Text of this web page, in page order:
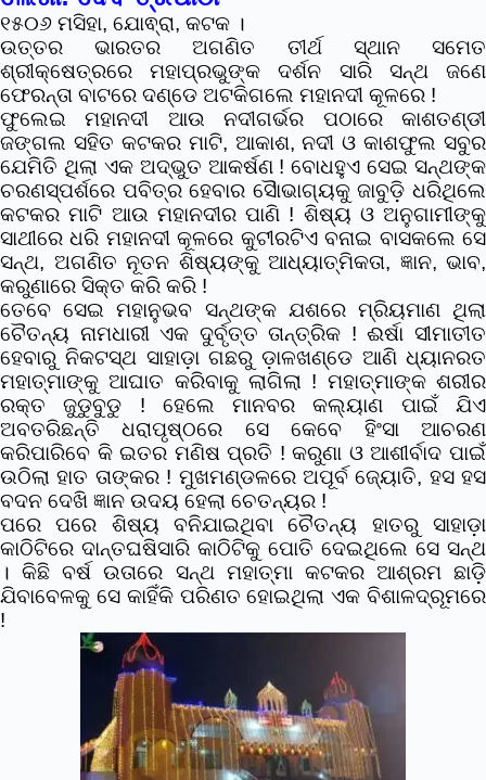
୧୫୦୬ ମସିହା, ଯୋଵ୍ରା, କଟକ ।
ଉତ୍ତର ଭାରତର ଅଗଣିତ ତୀର୍ଥ ସ୍ଥାନ ସମେତ
ଶ୍ରୀକ୍ଷେତ୍ରରେ ମହାପ୍ରଭୁଙ୍କ ଦର୍ଶନ ସାରି ସନ୍ଥ ଜଣେ
ଫେରନ୍ତା ବାଟରେ ଦଣ୍ଡେ ଅଟକିଗଲେ ମହାନଦୀ କୂଳରେ !
ଫୁଲେଇ ମହାନଦୀ ଆଉ ନଦୀଗର୍ଭର ପଠାରେ କାଶତଣ୍ଡୀ
ଜଙ୍ଗଲ ସହିତ କଟକର ମାଟି, ଆକାଶ, ନଦୀ ଓ କାଶଫୁଲ ସବୁର
ଯେମିତି ଥିଲା ଏକ ଅଦ୍ଭୁତ ଆକର୍ଷଣ ! ବୋଧହୁଏ ସେଇ ସନ୍ଥଙ୍କ
ଚରଣସ୍ପର୍ଶରେ ପବିତ୍ର ହେବାର ସୈାଭାଗ୍ୟକୁ ଜାବୁଡ଼ି ଧରିଥିଲେ
କଟକର ମାଟି ଆଉ ମହାନଦୀର ପାଣି ! ଶିଷ୍ୟ ଓ ଅନୁଗାମୀଙ୍କୁ
ସାଥୀରେ ଧରି ମହାନଦୀ କୂଳରେ କୁଟୀରଟିଏ ବନାଇ ବାସକଲେ ସେ
ସନ୍ଥ, ଅଗଣିତ ନୂତନ ଶିଷ୍ୟଙ୍କୁ ଆଧ୍ୟାତ୍ମିକତା, ଜ୍ଞାନ, ଭାବ,
କରୁଣାରେ ସିକ୍ତ କରି କରି !
ତେବେ ସେଇ ମହାନୁଭବ ସନ୍ଥଙ୍କ ଯଶରେ ମ୍ରିୟମାଣ ଥିଲା
ଚୈତନ୍ୟ ନାମଧାରୀ ଏକ ଦୁର୍ବୃତ୍ତ ତାନ୍ତ୍ରିକ ! ଈର୍ଷା ସୀମାତୀତ
ହେବାରୁ ନିକଟସ୍ଥ ସାହାଡ଼ା ଗଛରୁ ଡ଼ାଳଖଣ୍ଡେ ଆଣି ଧ୍ୟାନରତ
ମହାତ୍ମାଙ୍କୁ ଆଘାତ କରିବାକୁ ଲାଗିଲା ! ମହାତ୍ମାଙ୍କ ଶରୀର
ରକ୍ତ ଜୁଡୁବୁଡୁ ! ହେଲେ ମାନବର କଲ୍ୟାଣ ପାଇଁ ଯିଏ
ଅବତରିଛନ୍ତି ଧରାପୃଷ୍ଠରେ ସେ କେବେ ହିଂସା ଆଚରଣ
କରିପାରିବେ କି ଇତର ମଣିଷ ପ୍ରତି ! କରୁଣା ଓ ଆଶୀର୍ବାଦ ପାଇଁ
ଉଠିଲା ହାତ ତାଙ୍କର ! ମୁଖମଣ୍ଡଳରେ ଅପୂର୍ବ ଜ୍ୟୋତି, ହସ ହସ
ବଦନ ଦେଖି ଜ୍ଞାନ ଉଦୟ ହେଲା ଚେତନ୍ୟର !
ପରେ ପରେ ଶିଷ୍ୟ ବନିଯାଇଥିବା ଚୈତନ୍ୟ ହାତରୁ ସାହାଡ଼ା
କାଠିଟିରେ ଦାନ୍ତଘଷିସାରି କାଠିଟିକୁ ପୋତି ଦେଇଥିଲେ ସେ ସନ୍ଥ
। କିଛି ବର୍ଷ ଉତାରେ ସନ୍ଥ ମହାତ୍ମା କଟକର ଆଶ୍ରମ ଛାଡ଼ି
ଯିବାବେଳକୁ ସେ କାହିଁକି ପରିଣତ ହୋଇଥିଲା ଏକ ବିଶାଳଦ୍ରୂମରେ
!